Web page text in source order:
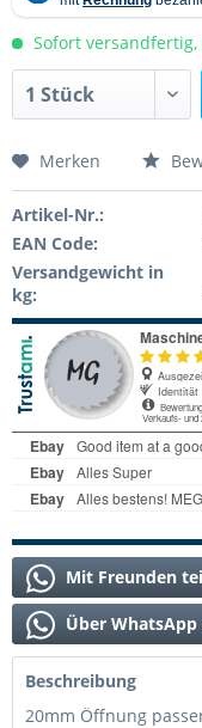
Sofort versandfertig,
Merken
Artikel-Nr.:
EAN Code:
Versandgewicht in
kg:
Mit Freunden
Über
Beschreibung
20mm Öffnung